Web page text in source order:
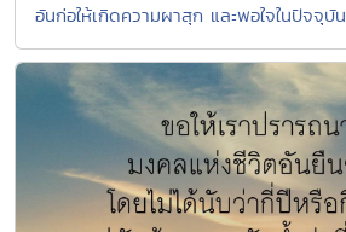
อันก่อให้เกิดความผาสุก และพอใจในปัจจุบัน